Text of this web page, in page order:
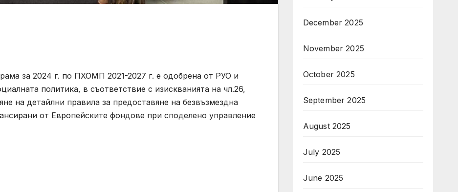
за 2024 г. по ПХОМП 2021-2027 г. е одобрена от РУО и
политика, в съответствие с изискванията на чл.26,
на детайлни правила за предоставяне на безвъзмездна
от Европейските фондове при споделено управление
December 2025
November 2025
October 2025
September 2025
August 2025
July 2025
June 2025